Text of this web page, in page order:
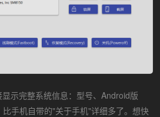
示完整系统信息：型号、Android版
手机自带的"关于手机"详细多了。想快